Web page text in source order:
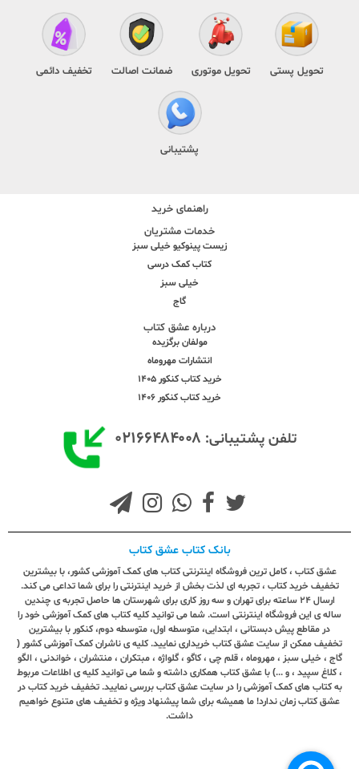
تحویل پستی تحویل موتوری ضمانت اصالت تخفیف دائمی
پشتیبانی
راهنمای خرید
خدمات مشتریان
زیست پینوکیو خیلی سبز
کتاب کمک درسی
خیلی سبز
گاج
درباره عشق کتاب
مولفان برگزیده
انتشارات مهروماه
خرید کتاب کنکور 1405
خرید کتاب کنکور 1406
تلفن پشتیبانی: ۰۲۱۶۶۴۸۴۰۰۸
بانک کتاب عشق کتاب
عشق کتاب ، کامل ترین فروشگاه اینترنتی کتاب های کمک آموزشی کشور، با بیشترین
تخفیف خرید کتاب ، تجربه ای لذت بخش از خرید اینترنتی را برای شما تداعی می کند.
ارسال ٢٤ ساعته برای تهران و سه روز کاری برای شهرستان ها حاصل تجربه ی چندین
ساله ی این فروشگاه اینترنتی است. شما می توانید کلیه کتاب های کمک آموزشی خود را
در مقاطع پیش دبستانی ، ابتدایی، متوسطه اول، متوسطه دوم، کنکور با بیشترین
تخفیف ممکن از سایت عشق کتاب خریداری نمایید. کلیه ی ناشران کمک آموزشی کشور (
گاج ، خیلی سبز ، مهروماه ، قلم چی ، کاگو ، گلواژه ، مبتکران ، منتشران ، خواندنی ، الگو
، کلاغ سپید ، و ...) با عشق کتاب همکاری داشته و شما می توانید کلیه ی اطلاعات مربوط
به کتاب های کمک آموزشی را در سایت عشق کتاب بررسی نمایید. تخفیف خرید کتاب در
عشق کتاب زمان ندارد! ما همیشه برای شما پیشنهاد ویژه و تخفیف های متنوع خواهیم
داشت.